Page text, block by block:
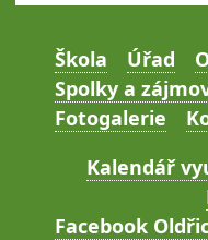
Škola Úřad
Spolky a
Fotogalerie
Kalendář
Facebook